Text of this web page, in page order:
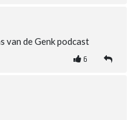
van de Genk podcast
6